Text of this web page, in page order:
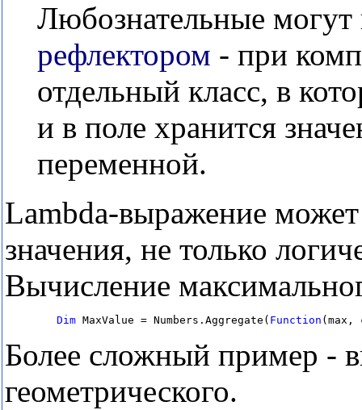
Любознательные могут
рефлектором - при
отдельный класс, в
и в поле хранится
переменной.
Lambda-выражение
значения, не только
Вычисление
Dim MaxValue = Numbers.Aggregate( Function
Более сложный пример -
геометрического.